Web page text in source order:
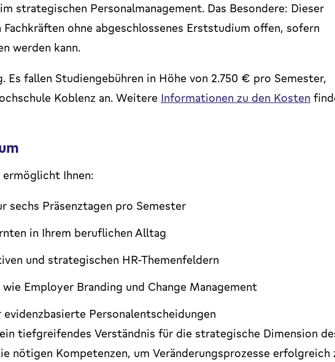
strategischen Personalmanagement. Das Besondere: Dieser
ohne abgeschlossenes Erststudium offen, sofern
werden kann.
fallen Studiengebühren in Höhe von 2.750 € pro Semester,
Koblenz an. Weitere Informationen zu den Kosten
Ihnen:
sechs Präsenztagen pro Semester
in Ihrem beruflichen Alltag
und strategischen HR-Themenfeldern
Employer Branding und Change Management
Personalentscheidungen
tiefgreifendes Verständnis für die strategische Dimension
nötigen Kompetenzen, um Veränderungsprozesse erfolgreich